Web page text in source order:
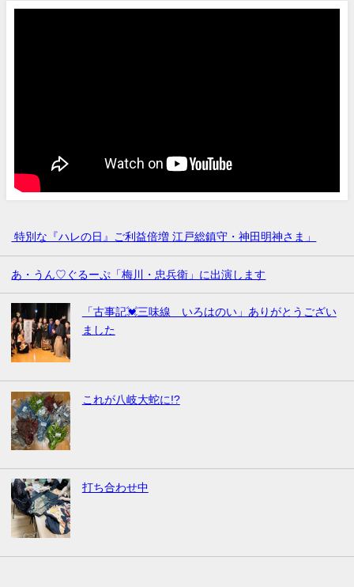
特別な『ハレの日』ご利益倍増 江戸総鎮守・神田明神さま」
あ・うん♡ぐるーぷ「梅川・忠兵衛」に出演します
「古事記💓三味線 いろはのい」ありがとうござい
ました
これが八岐大蛇に!?
打ち合わせ中